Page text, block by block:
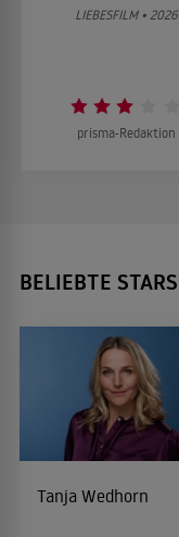
LIEBESFILM • 2026
prisma-Redaktion
BELIEBTE STARS
Tanja Wedhorn